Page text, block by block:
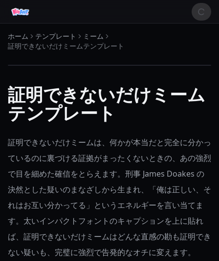
ホーム テンプレート
ミーム
証明できないだけミームテンプレート
証明できないだけミーム
テンプレート
証明できないだけミームは、何かが本当だと完全に分かっ
ているのに裏づける証拠がまったくないときの、あの強烈
で目を細めた確信をとらえます。刑事 James Doakes の
決然とした疑いのまなざしから生まれ、「俺は正しい、そ
れはお互い分かってる」というエネルギーを言い当てま
す。太いインパクトフォントのキャプションを上に貼れ
ば、証明できないだけミームはどんな直感の勘も証明でき
ない疑いも、完璧に強烈で告発的なオチに変えます。